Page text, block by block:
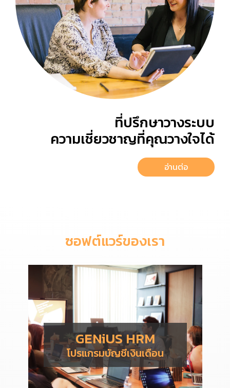
ที่ปรึกษาวางระบบ
ความเชี่ยวชาญที่คุณวางใจได้
อ่านต่อ
ซอฟต์แวร์ของเรา
GENiUS HRM
โปรแกรมบัญชีเงินเดือน